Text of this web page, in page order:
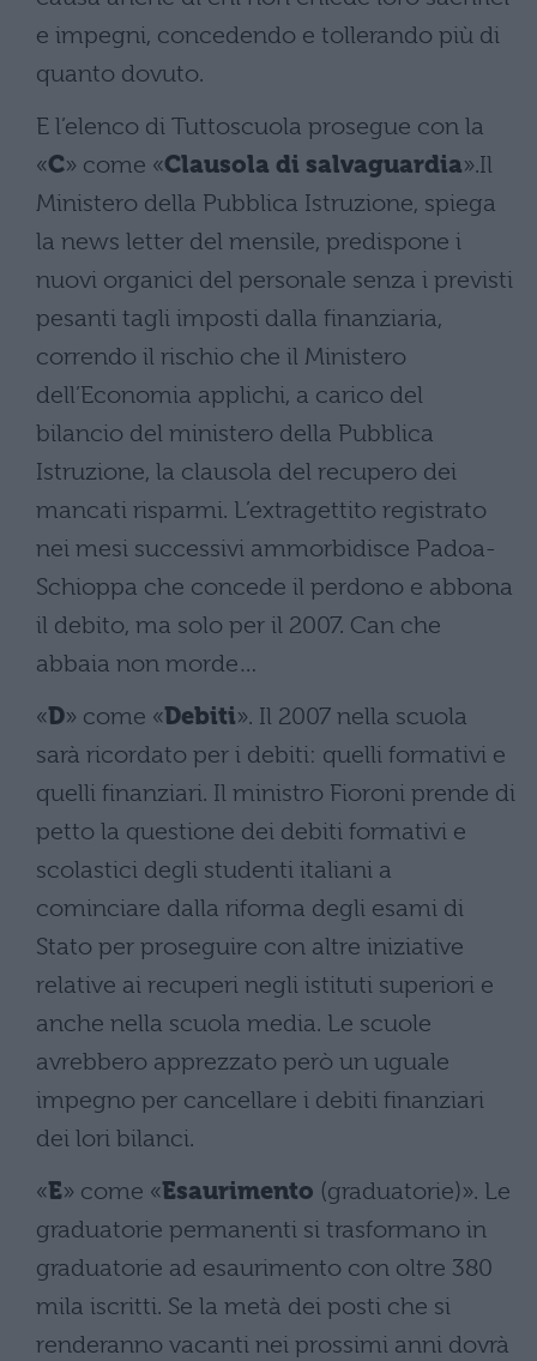
e impegni, concedendo e tollerando più di
quanto dovuto.
E l’elenco di Tuttoscuola prosegue con la
«C» come «Clausola di salvaguardia».Il
Ministero della Pubblica Istruzione, spiega
la news letter del mensile, predispone i
nuovi organici del personale senza i previsti
pesanti tagli imposti dalla finanziaria,
correndo il rischio che il Ministero
dell’Economia applichi, a carico del
bilancio del ministero della Pubblica
Istruzione, la clausola del recupero dei
mancati risparmi. L’extragettito registrato
nei mesi successivi ammorbidisce Padoa-
Schioppa che concede il perdono e abbona
il debito, ma solo per il 2007. Can che
abbaia non morde…
«D» come «Debiti». Il 2007 nella scuola
sarà ricordato per i debiti: quelli formativi e
quelli finanziari. Il ministro Fioroni prende di
petto la questione dei debiti formativi e
scolastici degli studenti italiani a
cominciare dalla riforma degli esami di
Stato per proseguire con altre iniziative
relative ai recuperi negli istituti superiori e
anche nella scuola media. Le scuole
avrebbero apprezzato però un uguale
impegno per cancellare i debiti finanziari
dei lori bilanci.
«E» come «Esaurimento (graduatorie)». Le
graduatorie permanenti si trasformano in
graduatorie ad esaurimento con oltre 380
mila iscritti. Se la metà dei posti che si
renderanno vacanti nei prossimi anni dovrà